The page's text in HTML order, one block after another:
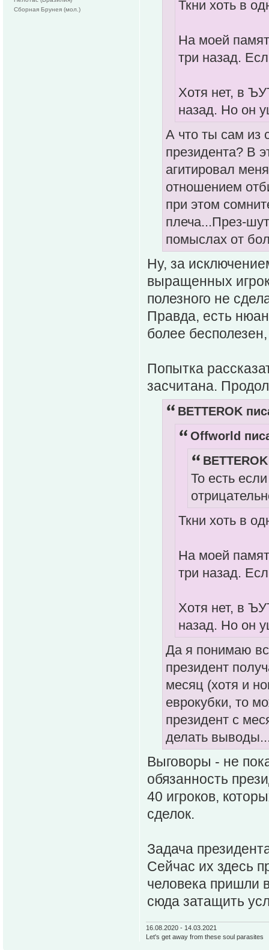
Ткни хоть в
На моей
три назад.
Хотя нет, в
назад. Но он
А что ты сам из
президента? В
агитировал
отношением
при этом
плеча...През-
помыслах от
Ну, за
выращенных
полезного не
Правда, есть
более
Попытка
засчитана.
BETTEROK
Offworld
То есть
Ткни хоть в
На моей
три назад.
Хотя нет, в
назад. Но он
Да я понимаю
президент
месяц (хотя и
еврокубки, то
президент с
делать
Выговоры - не
обязанность
40 игроков,
сделок.
Задача
Сейчас их здесь
человека пришли
сюда затащить
16.08.2020 - 14.03.2021
Let's get away from these soul parasites
Сборная Брунея (мол.)